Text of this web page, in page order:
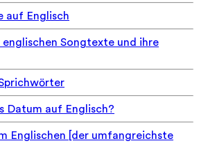
auf Englisch
englischen Songtexte und ihre
Datum auf Englisch?
Englischen [der umfangreichste